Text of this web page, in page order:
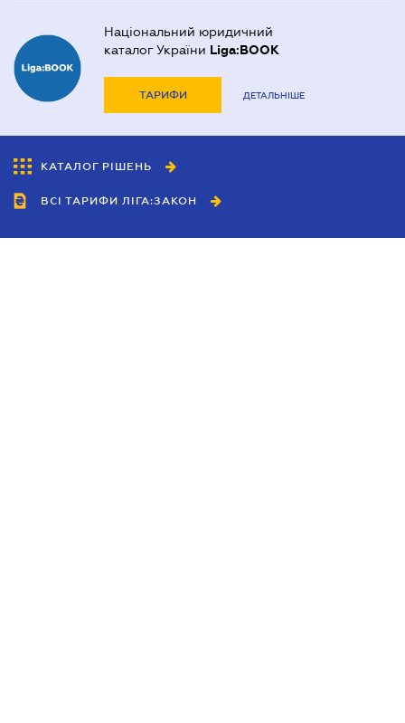
Національний юридичний
каталог України Liga:BOOK
ТАРИФИ ДЕТАЛЬНІШЕ
КАТАЛОГ РІШЕНЬ
ВСІ ТАРИФИ ЛІГА:ЗАКОН